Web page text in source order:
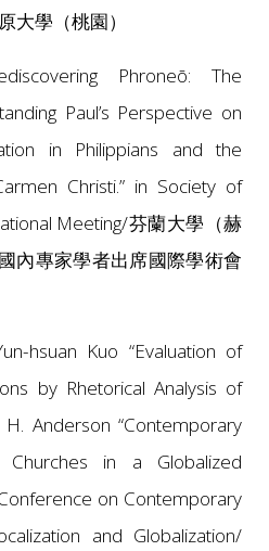
大學（桃園）
Phroneō: The
Paul’s Perspective on
in Philippians and the
Christi.” in Society of
Meeting/芬蘭大學（赫
內專家學者出席國際學術會
hsuan Kuo “Evaluation of
by Rhetorical Analysis of
H. Anderson “Contemporary
Churches in a Globalized
on Contemporary
and Globalization/